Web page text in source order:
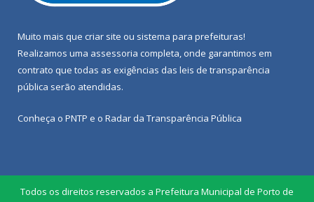
Muito mais que criar site ou sistema para prefeituras!
Realizamos uma assessoria completa, onde garantimos em
contrato que todas as exigências das leis de transparência
pública serão atendidas.
Conheça o PNTP e o Radar da Transparência Pública
Todos os direitos reservados a Prefeitura Municipal de Porto de